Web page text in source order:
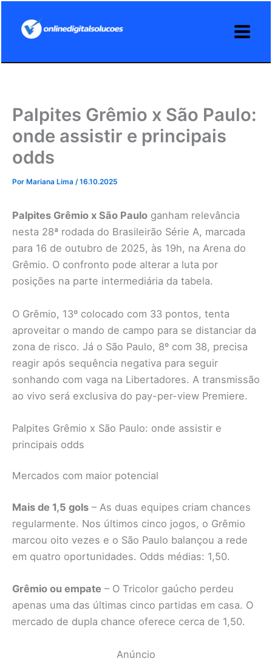
Palpites Grêmio x São Paulo:
onde assistir e principais
odds
Por Mariana Lima /16.10.2025
Palpites Grêmio x São Paulo ganham relevância
nesta 28ª rodada do Brasileirão Série A, marcada
para 16 de outubro de 2025, às 19h, na Arena do
Grêmio. O confronto pode alterar a luta por
posições na parte intermediária da tabela.
O Grêmio, 13º colocado com 33 pontos, tenta
aproveitar o mando de campo para se distanciar da
zona de risco. Já o São Paulo, 8º com 38, precisa
reagir após sequência negativa para seguir
sonhando com vaga na Libertadores. A transmissão
ao vivo será exclusiva do pay-per-view Premiere.
Palpites Grêmio x São Paulo: onde assistir e
principais odds
Mercados com maior potencial
Mais de 1,5 gols – As duas equipes criam chances
regularmente. Nos últimos cinco jogos, o Grêmio
marcou oito vezes e o São Paulo balançou a rede
em quatro oportunidades. Odds médias: 1,50.
Grêmio ou empate – O Tricolor gaúcho perdeu
apenas uma das últimas cinco partidas em casa. O
mercado de dupla chance oferece cerca de 1,50.
Anúncio